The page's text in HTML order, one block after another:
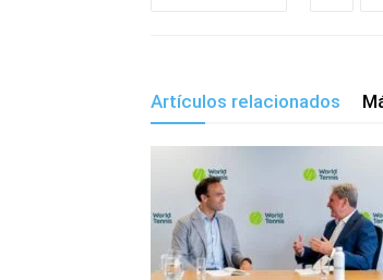
Artículos relacionados